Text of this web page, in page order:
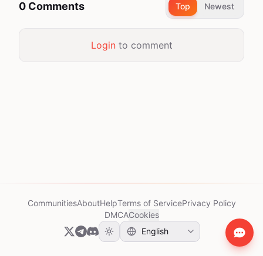
0 Comments Top Newest
Loginto comment
CommunitiesAboutHelpTerms of ServicePrivacy Policy
DMCACookies